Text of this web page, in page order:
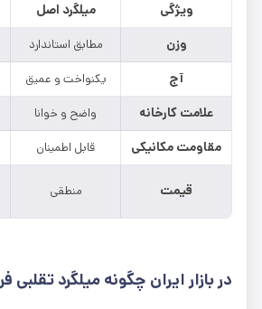
ویژگی میلگرد اصل
وزن
مطابق استاندارد
آج یکنواخت و عمیق
علامت کارخانه واضح و خوانا
مقاومت مکانیکی قابل اطمینان
قیمت منطقی
در بازار ایران چگونه میلگرد